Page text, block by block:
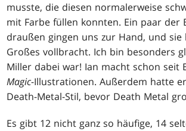
musste, die diesen normalerweise
mit Farbe füllen konnten. Ein paar der
draußen gingen uns zur Hand, und sie
Großes vollbracht. Ich bin besonders
Miller dabei war! Ian macht schon seit
Magic-Illustrationen. Außerdem hatte
Death-Metal-Stil, bevor Death Metal
Es gibt 12 nicht ganz so häufige, 14